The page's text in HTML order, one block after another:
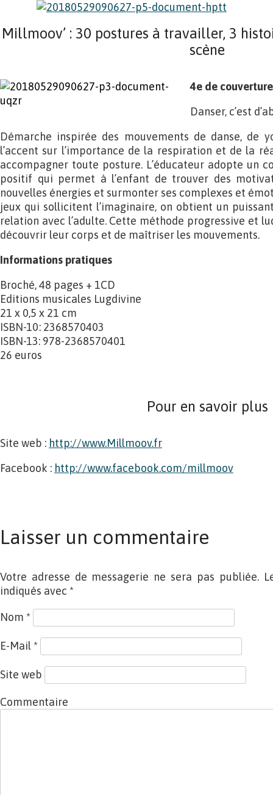
Millmoov’ : 30 postures à travailler, 3
scène
4e de couverture
Danser, c’est
Démarche inspirée des mouvements de danse, de
l’accent sur l’importance de la respiration et de la
accompagner toute posture. L’éducateur adopte un
positif qui permet à l’enfant de trouver des
nouvelles énergies et surmonter ses complexes et
jeux qui sollicitent l’imaginaire, on obtient un
relation avec l’adulte. Cette méthode progressive et
découvrir leur corps et de maîtriser les mouvements.
Informations pratiques
Broché, 48 pages + 1CD
Editions musicales Lugdivine
21 x 0,5 x 21 cm
ISBN-10: 2368570403
ISBN-13: 978-2368570401
26 euros
Pour en savoir plus
Site web : http://www.Millmoov.fr
Facebook : http://www.facebook.com/millmoov
Laisser un commentaire
Votre adresse de messagerie ne sera pas publiée.
indiqués avec *
Nom *
E-Mail *
Site web
Commentaire